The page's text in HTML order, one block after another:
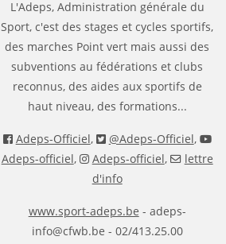
L'Adeps, Administration générale du
Sport, c'est des stages et cycles sportifs,
des marches Point vert mais aussi des
subventions au fédérations et clubs
reconnus, des aides aux sportifs de
haut niveau, des formations...
Adeps-Officiel, @Adeps-Officiel,
Adeps-officiel, Adeps-officiel,
lettre
d'info
www.sport-adeps.be - adeps-
info@cfwb.be - 02/413.25.00